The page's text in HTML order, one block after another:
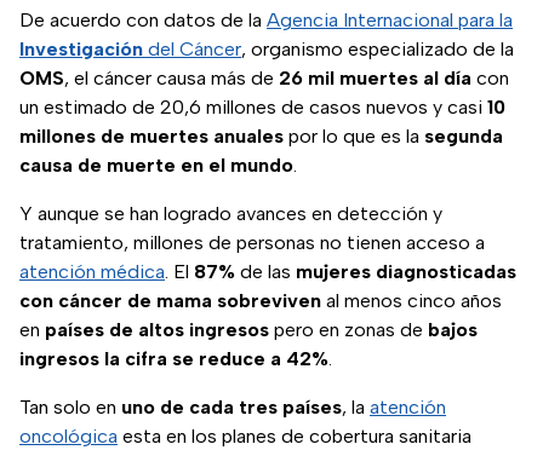
De acuerdo con datos de la Agencia Internacional para la
Investigación del Cáncer, organismo especializado de la
OMS, el cáncer causa más de 26 mil muertes al día con
un estimado de 20,6 millones de casos nuevos y casi 10
millones de muertes anuales por lo que es la segunda
causa de muerte en el mundo.
Y aunque se han logrado avances en detección y
tratamiento, millones de personas no tienen acceso a
atención médica. El 87% de las mujeres diagnosticadas
con cáncer de mama sobreviven al menos cinco años
en países de altos ingresos pero en zonas de bajos
ingresos la cifra se reduce a 42%.
Tan solo en uno de cada tres países, la atención
oncológica esta en los planes de cobertura sanitaria